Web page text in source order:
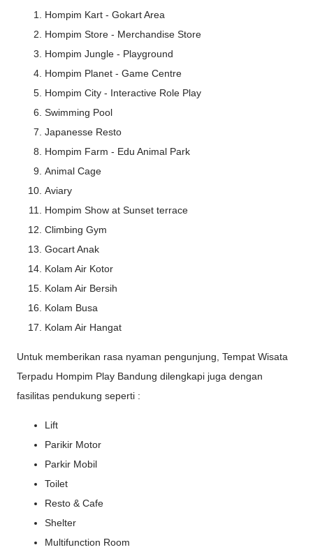
Hompim Kart - Gokart Area
Hompim Store - Merchandise Store
Hompim Jungle - Playground
Hompim Planet - Game Centre
Hompim City - Interactive Role Play
Swimming Pool
Japanesse Resto
Hompim Farm - Edu Animal Park
Animal Cage
Aviary
Hompim Show at Sunset terrace
Climbing Gym
Gocart Anak
Kolam Air Kotor
Kolam Air Bersih
Kolam Busa
Kolam Air Hangat
Untuk memberikan rasa nyaman pengunjung, Tempat Wisata
Terpadu Hompim Play Bandung dilengkapi juga dengan
fasilitas pendukung seperti :
Lift
Parikir Motor
Parkir Mobil
Toilet
Resto & Cafe
Shelter
Multifunction Room